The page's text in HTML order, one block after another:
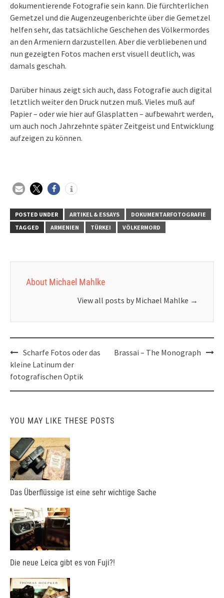
dokumentierende Fotografie sein kann. Die fürchterlichen
Gemetzel und die Augenzeugenberichte über die Gemetzel
helfen sehr, das tatsächliche Geschehen des Völkermordes
an den Armeniern darzustellen. Aber die verbliebenen und
nun gezeigten Fotos machen erst visuell deutlich, was
damals geschah.
Darüber hinaus zeigt sich auch, dass Fotografie auch digital
letztlich weiter den Druck nutzen muß. Vieles muß auf
Papier – oder wie hier auf Glasplatten – aufbewahrt werden,
um auch noch Jahrzehnte später Zeitgeist und Entwicklung
aufzeigen zu können.
POSTED UNDER ARTIKEL & ESSAYS
DOKUMENTARFOTOGRAFIE
TAGGED
ARMENIEN TÜRKEI VÖLKERMORD
About Michael Mahlke
View all posts by Michael Mahlke →
Post
navigation
Scharfe Fotos oder das
kleine Latinum der
fotografischen Optik
Brassai – The Monograph
YOU MAY LIKE THESE POSTS
Das Überflüssige ist eine sehr wichtige Sache
Die neue Leica gibt es von Fuji?!